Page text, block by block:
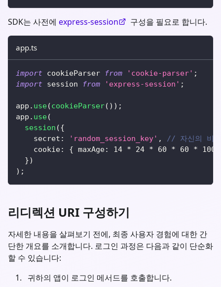
SDK는 사전에 express-session 구성을 필요로 합니다.
app.ts
import cookieParser from 'cookie-parser' ;
import session from 'express-session' ;
app . use(cookieParser( ) ) ;
app . use(
session ({
    secret
: 'random_session_key' ,
// 자신의 비
    cookie
: { maxAge: 14 * 24 * 60 * 60 *
1000
})
) ;
리디렉션 URI 구성하기
자세한 내용을 살펴보기 전에, 최종 사용자 경험에 대한 간
단한 개요를 소개합니다. 로그인 과정은 다음과 같이 단순화
할 수 있습니다:
귀하의 앱이 로그인 메서드를 호출합니다.